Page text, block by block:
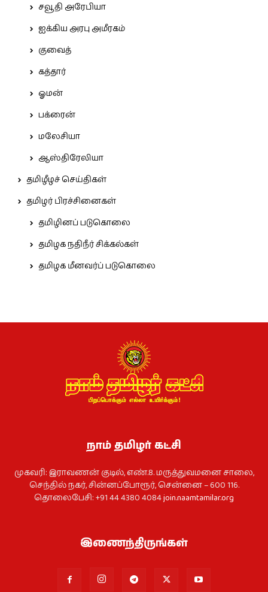
சவூதி அரேபியா
ஐக்கிய அரபு அமீரகம்
குவைத்
கத்தார்
ஓமன்
பக்ரைன்
மலேசியா
ஆஸ்திரேலியா
தமிழீழச் செய்திகள்
தமிழர் பிரச்சினைகள்
தமிழினப் படுகொலை
தமிழக நதிநீர் சிக்கல்கள்
தமிழக மீனவர்ப் படுகொலை
நாம் தமிழர் கட்சி
முகவரி: இராவணன் குடில், எண்.8. மருத்துவமனை சாலை,
செந்தில் நகர், சின்னப்போரூர், சென்னை – 600 116.
தொலைபேசி: +91 44 4380 4084join.naamtamilar.org
இணைந்திருங்கள்